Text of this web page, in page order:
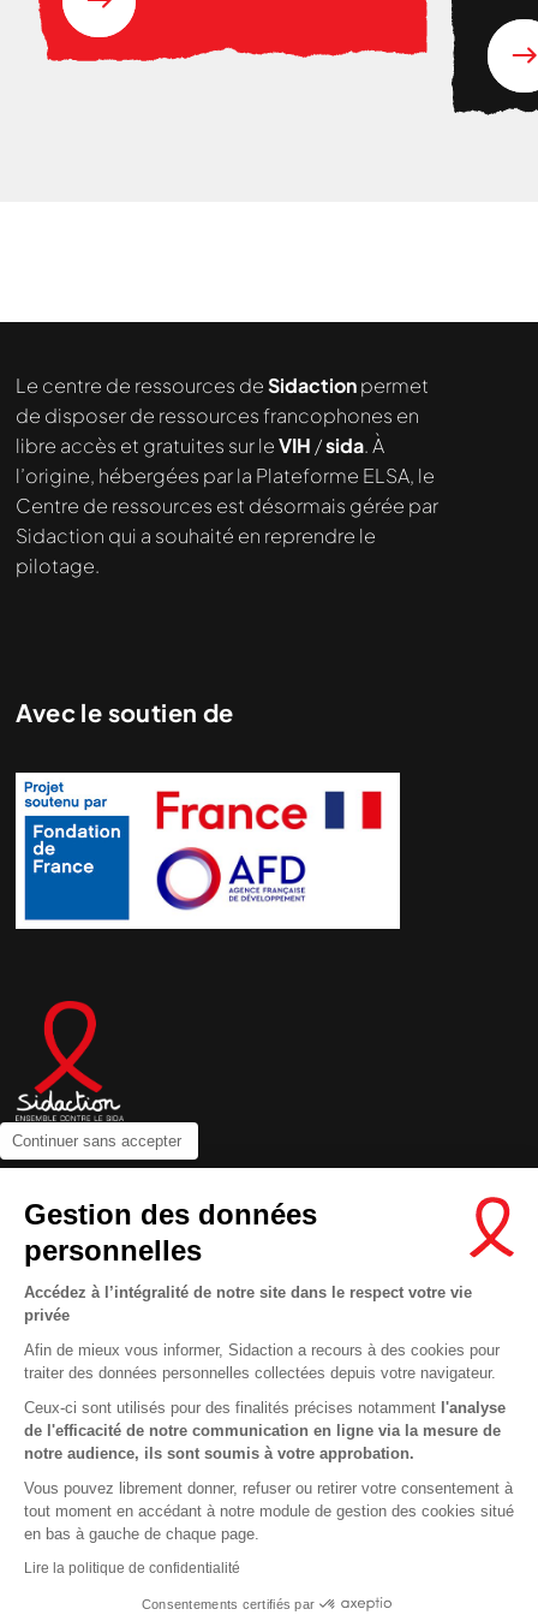
Continuer sans accepter
Gestion des données
personnelles
Accédez à l’intégralité de notre site dans le respect votre vie
privée
Afin de mieux vous informer, Sidaction a recours à des cookies pour
traiter des données personnelles collectées depuis votre navigateur.
Ceux-ci sont utilisés pour des finalités précises notamment l'analyse
de l'efficacité de notre communication en ligne via la mesure de
notre audience, ils sont soumis à votre approbation.
Vous pouvez librement donner, refuser ou retirer votre consentement à
tout moment en accédant à notre module de gestion des cookies situé
en bas à gauche de chaque page.
Lire la politique de confidentialité
Consentements certifiés par
Le centre de ressources deSidactionpermet
de disposer de ressources francophones en
libre accès et gratuites sur leVIH /sida. À
l’origine, hébergées par la Plateforme ELSA, le
Centre de ressources est désormais gérée par
Sidaction qui a souhaité en reprendre le
pilotage.
Avec le soutien de
Newsletter
Nous suivre sur les réseaux :
MENTIONS LÉGALES
CONDITIONS D’UTILISATION ET PROTECTION DES DONNÉES
COOKIES
This site uses cookies and gives you control over what you want to
En savoir plus